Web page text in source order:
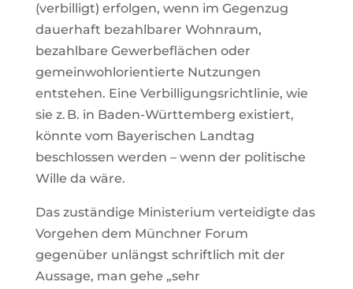
(verbilligt) erfolgen, wenn im Gegenzug
dauerhaft bezahlbarer Wohnraum,
bezahlbare Gewerbeflächen oder
gemeinwohlorientierte Nutzungen
entstehen. Eine Verbilligungsrichtlinie, wie
sie z. B. in Baden-Württemberg existiert,
könnte vom Bayerischen Landtag
beschlossen werden – wenn der politische
Wille da wäre.
Das zuständige Ministerium verteidigte das
Vorgehen dem Münchner Forum
gegenüber unlängst schriftlich mit der
Aussage, man gehe „sehr